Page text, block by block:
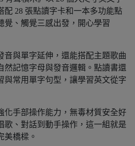
配 28 張點讀字卡和一本多功能點
覺、觸覺三感出發，開心學習
音與單字延伸，還能搭配主題歌曲
然記憶字母與發音邏輯。點讀書還
與常用單字句型，讓學習英文從字
化手部操作能力，無毒材質安全好
歌、對話到動手操作，這一組就是
美橋樑。